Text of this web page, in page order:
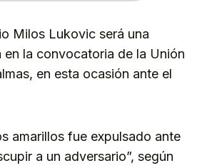
Milos Lukovic será una
en la convocatoria de la Unión
en esta ocasión ante el
amarillos fue expulsado ante
a un adversario”, según